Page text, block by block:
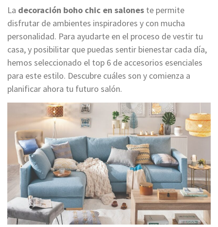
La decoración boho chic en salones te permite
disfrutar de ambientes inspiradores y con mucha
personalidad. Para ayudarte en el proceso de vestir tu
casa, y posibilitar que puedas sentir bienestar cada día,
hemos seleccionado el top 6 de accesorios esenciales
para este estilo. Descubre cuáles son y comienza a
planificar ahora tu futuro salón.